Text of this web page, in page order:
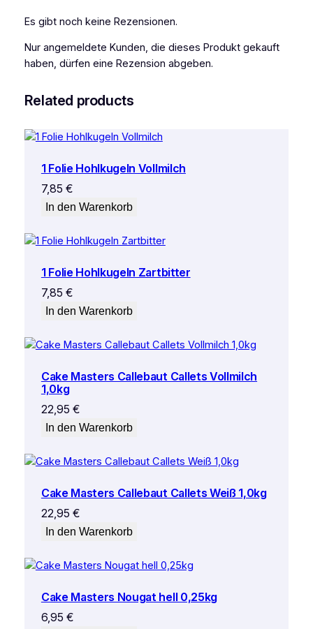
Es gibt noch keine Rezensionen.
Nur angemeldete Kunden, die dieses Produkt gekauft
haben, dürfen eine Rezension abgeben.
Related products
1 Folie Hohlkugeln Vollmilch
7,85 €
In den Warenkorb
1 Folie Hohlkugeln Zartbitter
7,85 €
In den Warenkorb
Cake Masters Callebaut Callets Vollmilch
1,0kg
22,95 €
In den Warenkorb
Cake Masters Callebaut Callets Weiß 1,0kg
22,95 €
In den Warenkorb
Cake Masters Nougat hell 0,25kg
6,95 €